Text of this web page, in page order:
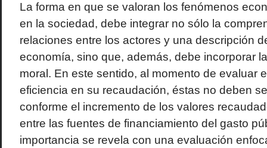
La forma en que se valoran los fenómenos
en la sociedad, debe integrar no sólo la
relaciones entre los actores y una descripción
economía, sino que, además, debe incorporar
moral. En este sentido, al momento de evaluar
eficiencia en su recaudación, éstas no deben
conforme el incremento de los valores
entre las fuentes de financiamiento del gasto
importancia se revela con una evaluación